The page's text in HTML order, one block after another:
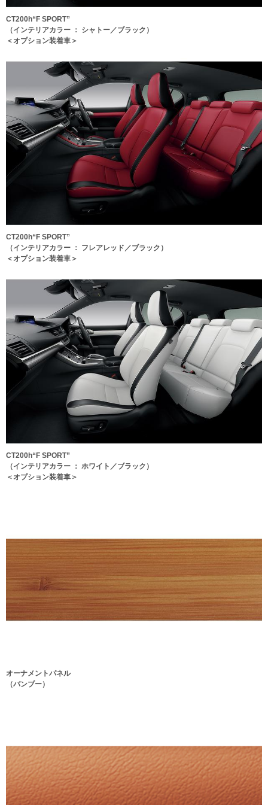
CT200h“F SPORT”
（インテリアカラー ： シャトー／ブラック）
＜オプション装着車＞
CT200h“F SPORT”
（インテリアカラー ： フレアレッド／ブラック）
＜オプション装着車＞
CT200h“F SPORT”
（インテリアカラー ： ホワイト／ブラック）
＜オプション装着車＞
オーナメントパネル
（バンブー）